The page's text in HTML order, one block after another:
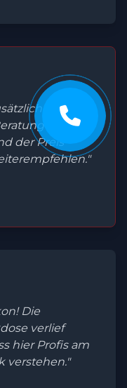
war top,
der Preis
Die
verlief
hier Profis am
verstehen."